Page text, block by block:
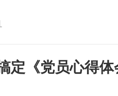
定《党员心得